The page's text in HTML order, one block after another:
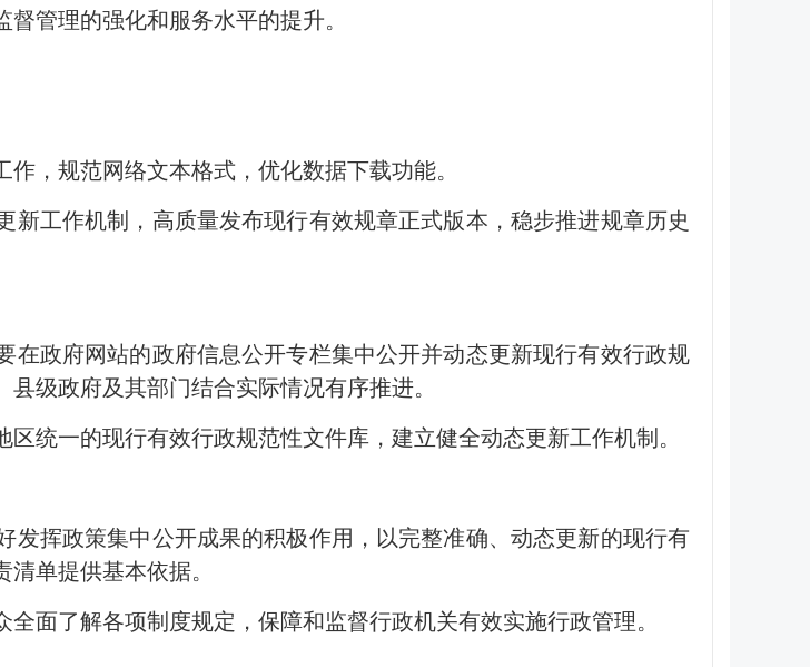
管理的强化和服务水平的提升。
，规范网络文本格式，优化数据下载功能。
新工作机制，高质量发布现行有效规章正式版本，稳步推进规章历史
在政府网站的政府信息公开专栏集中公开并动态更新现行有效行政规
级政府及其部门结合实际情况有序推进。
统一的现行有效行政规范性文件库，建立健全动态更新工作机制。
发挥政策集中公开成果的积极作用，以完整准确、动态更新的现行有
单提供基本依据。
面了解各项制度规定，保障和监督行政机关有效实施行政管理。